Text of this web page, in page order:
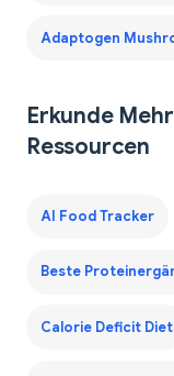
Adaptogen
Erkunde
Ressourcen
AI Food Tracker
Beste
Calorie Deficit Diet